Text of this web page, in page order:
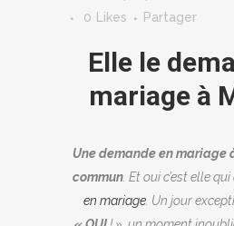
0
Likes Partager
Elle le
mariage à
Une demande en mariage
commun . Et oui c’est elle
en mariage. Un jour